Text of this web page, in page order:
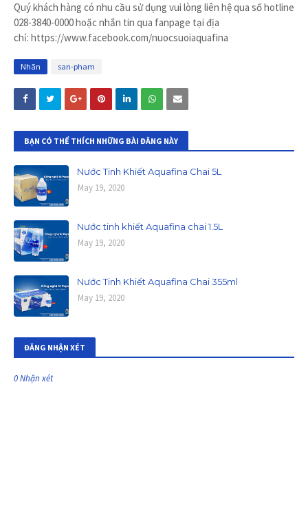
Quý khách hàng có nhu cầu sử dụng vui lòng liên hệ qua số hotline
028-3840-0000 hoặc nhắn tin qua fanpage tại địa
chỉ: https://www.facebook.com/nuocsuoiaquafina
Nhãn san-pham
BẠN CÓ THỂ THÍCH NHỮNG BÀI ĐĂNG NÀY
Nước Tinh Khiết Aquafina Chai 5L
May 19, 2020
Nước tinh khiết Aquafina chai 1.5L
May 19, 2020
Nước Tinh Khiết Aquafina Chai 355ml
May 19, 2020
ĐĂNG NHẬN XÉT
0 Nhận xét